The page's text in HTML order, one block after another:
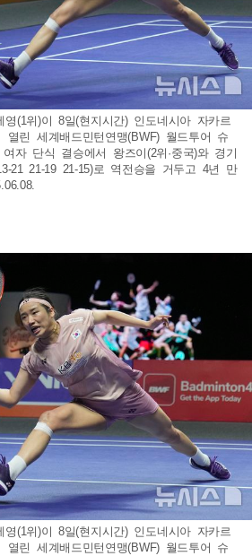
영(1위)이 8일(현지시간) 인도네시아 자카르
열린 세계배드민턴연맹(BWF) 월드투어 슈
자 단식 결승에서 왕즈이(2위·중국)와 경기
21 21-19 21-15)로 역전승을 거두고 4년 만
영(1위)이 8일(현지시간) 인도네시아 자카르
열린 세계배드민턴연맹(BWF) 월드투어 슈